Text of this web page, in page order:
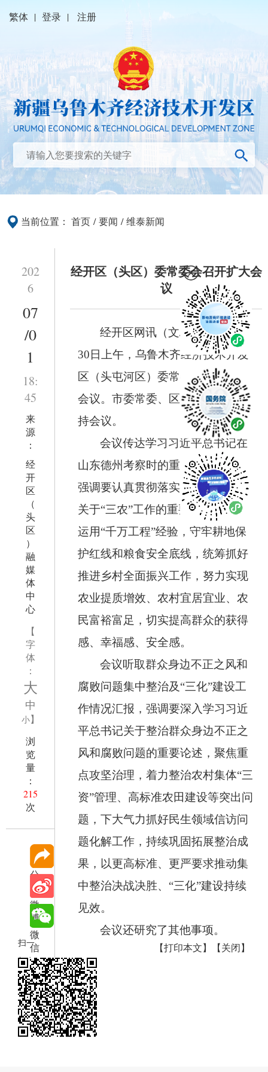
繁体 | 登录 | 注册
当前位置： 首页 /要闻 /维泰新闻
202
6
07
/0
1
18:
45
来
源
：
经
开
区
（
头
区
）
融
媒
体
中
心
【
字
体
：
大
中
小】
浏
览
量
：
215
次
分
享
微
博
微
信
扫一
扫在
手机
打开
当前
页
经开区（头区）委常委会召开扩大会
议
经开区网讯（文/区委办）6月
30日上午，乌鲁木齐经济技术开发
区（头屯河区）委常委会召开扩大
会议。市委常委、区委书记周晨主
持会议。
会议传达学习习近平总书记在
山东德州考察时的重要讲话精神。
强调要认真贯彻落实习近平总书记
关于“三农”工作的重要论述，学习
运用“千万工程”经验，守牢耕地保
护红线和粮食安全底线，统筹抓好
推进乡村全面振兴工作，努力实现
农业提质增效、农村宜居宜业、农
民富裕富足，切实提高群众的获得
感、幸福感、安全感。
会议听取群众身边不正之风和
腐败问题集中整治及“三化”建设工
作情况汇报，强调要深入学习习近
平总书记关于整治群众身边不正之
风和腐败问题的重要论述，聚焦重
点攻坚治理，着力整治农村集体“三
资”管理、高标准农田建设等突出问
题，下大气力抓好民生领域信访问
题化解工作，持续巩固拓展整治成
果，以更高标准、更严要求推动集
中整治决战决胜、“三化”建设持续
见效。
会议还研究了其他事项。
【打印本文】
【关闭】